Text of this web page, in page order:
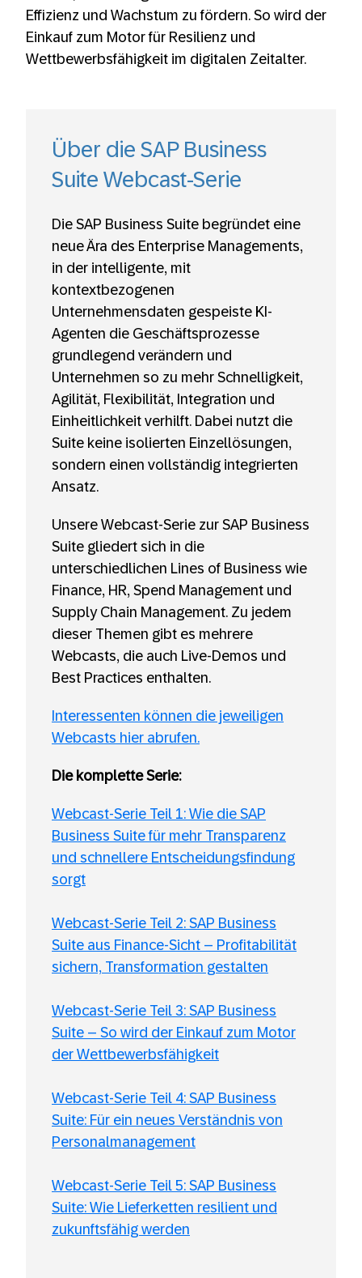
Effizienz und Wachstum zu fördern. So wird der
Einkauf zum Motor für Resilienz und
Wettbewerbsfähigkeit im digitalen Zeitalter.
Über die SAP Business
Suite Webcast-Serie
Die SAP Business Suite begründet eine
neue Ära des Enterprise Managements,
in der intelligente, mit
kontextbezogenen
Unternehmensdaten gespeiste KI-
Agenten die Geschäftsprozesse
grundlegend verändern und
Unternehmen so zu mehr Schnelligkeit,
Agilität, Flexibilität, Integration und
Einheitlichkeit verhilft. Dabei nutzt die
Suite keine isolierten Einzellösungen,
sondern einen vollständig integrierten
Ansatz.
Unsere Webcast-Serie zur SAP Business
Suite gliedert sich in die
unterschiedlichen Lines of Business wie
Finance, HR, Spend Management und
Supply Chain Management. Zu jedem
dieser Themen gibt es mehrere
Webcasts, die auch Live-Demos und
Best Practices enthalten.
Interessenten können die jeweiligen
Webcasts hier abrufen.
Die komplette Serie:
Webcast-Serie Teil 1: Wie die SAP
Business Suite für mehr Transparenz
und schnellere Entscheidungsfindung
sorgt
Webcast-Serie Teil 2: SAP Business
Suite aus Finance-Sicht – Profitabilität
sichern, Transformation gestalten
Webcast-Serie Teil 3: SAP Business
Suite – So wird der Einkauf zum Motor
der Wettbewerbsfähigkeit
Webcast-Serie Teil 4: SAP Business
Suite: Für ein neues Verständnis von
Personalmanagement
Webcast-Serie Teil 5: SAP Business
Suite: Wie Lieferketten resilient und
zukunftsfähig werden